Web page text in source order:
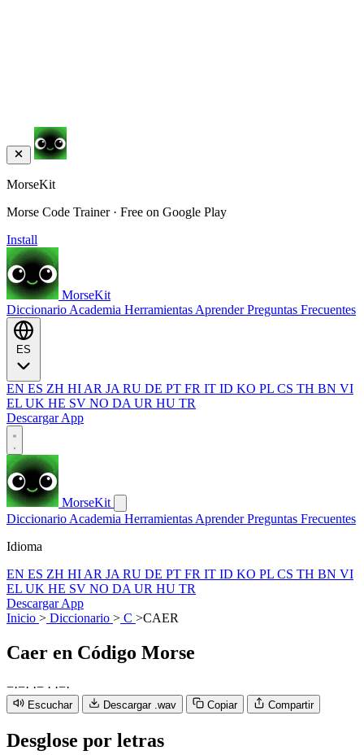
MorseKit
Morse Code Trainer · Free on Google Play
Install
MorseKit
Diccionario Academia Herramientas AprenderPreguntas Frecuentes
EN ES ZH HI AR JA RU DE PT FR IT ID KO PL CS TH BN VI
EL UK HE SV NO DA UR HU TR
Descargar App
MorseKit
Diccionario Academia Herramientas AprenderPreguntas Frecuentes
Idioma
EN ES ZH HI AR JA RU DE PT FR IT ID KO PL CS TH BN VI
EL UK HE SV NO DA UR HU TR
Descargar App
Inicio > Diccionario > C >CAER
Caer en Código Morse
−·−· ·− · ·−·
Escuchar Descargar .wav Copiar Compartir
Desglose por letras